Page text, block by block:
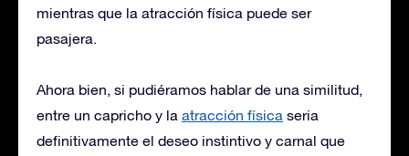
mientras que la atracción física puede ser
pasajera.
Ahora bien, si pudiéramos hablar de una similitud,
entre un capricho y la atracción física seria
definitivamente el deseo instintivo y carnal que